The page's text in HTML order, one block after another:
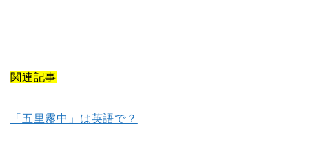
関連記事
「五里霧中」は英語で？